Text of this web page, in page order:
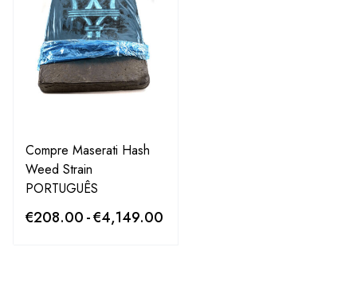
Compre Maserati Hash
Weed Strain
PORTUGUÊS
€208.00-€4,149.00